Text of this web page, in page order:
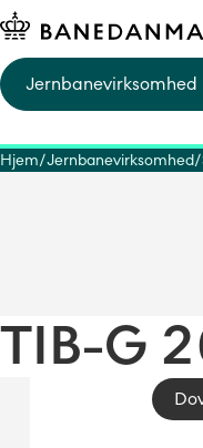
Jernbanevirksomhed
Hjem Jernbanevirksomhed
TIB-G